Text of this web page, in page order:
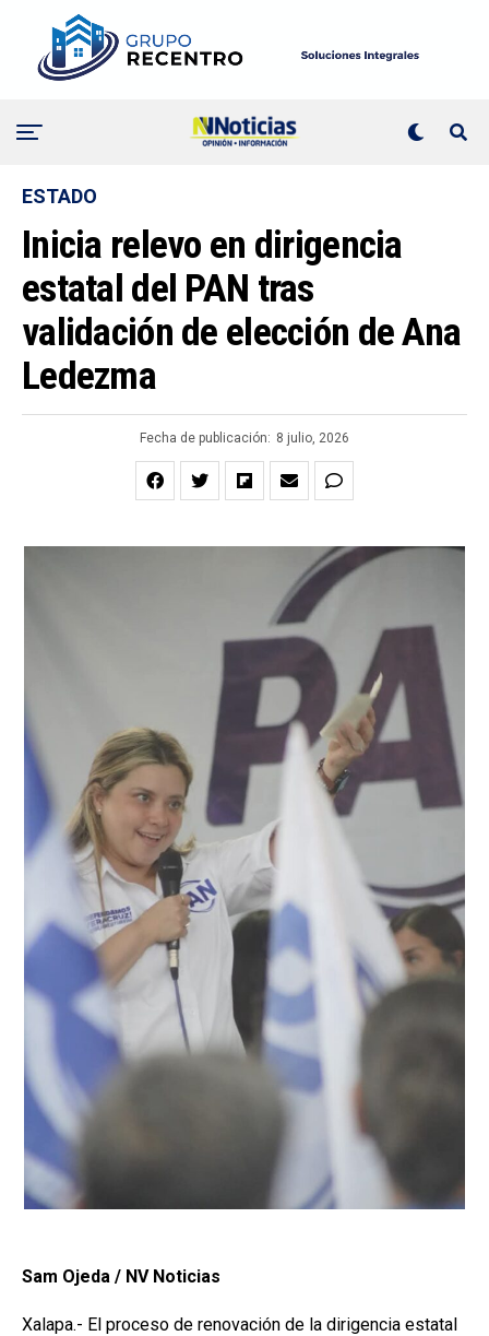
ESTADO
Inicia relevo en dirigencia
estatal del PAN tras
validación de elección de Ana
Ledezma
Fecha de publicación: 8 julio, 2026
Sam Ojeda / NV Noticias
Xalapa.- El proceso de renovación de la dirigencia estatal